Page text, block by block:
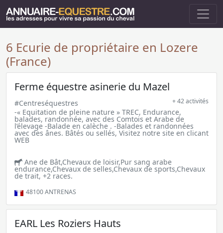
6 Ecurie de propriétaire en Lozere
(France)
Ferme équestre asinerie du Mazel
#Centreséquestres + 42 activités
-« Equitation de pleine nature » TREC, Endurance,
balades, randonnée, avec des Comtois et Arabe de
l’élevage -Balade en calèche . -Balades et randonnées
avec des ânes. Bâtés ou sellés, Visitez notre site en clicant
WEB
Ane de Bât,Chevaux de loisir,Pur sang arabe
endurance,Chevaux de selles,Chevaux de sports,Chevaux
de trait, +2 races.
48100ANTRENAS
EARL Les Roziers Hauts